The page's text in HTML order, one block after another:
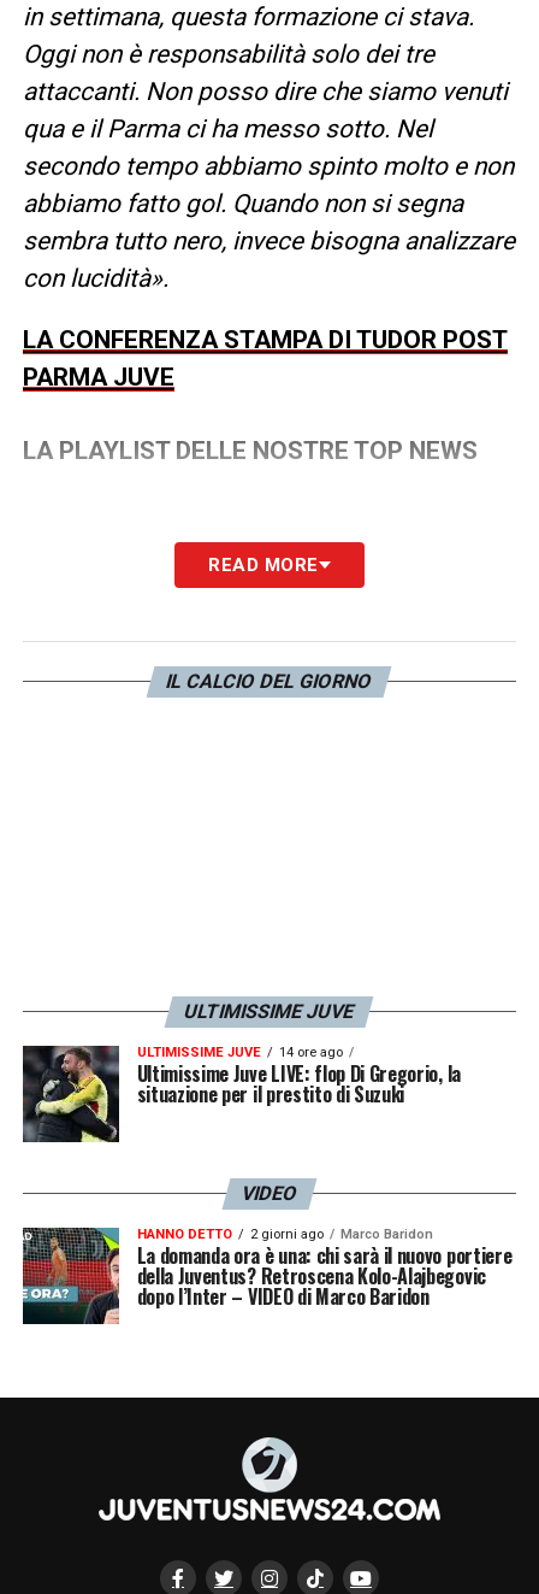
in settimana, questa formazione ci stava.
Oggi non è responsabilità solo dei tre
attaccanti. Non posso dire che siamo venuti
qua e il Parma ci ha messo sotto. Nel
secondo tempo abbiamo spinto molto e non
abbiamo fatto gol. Quando non si segna
sembra tutto nero, invece bisogna analizzare
con lucidità».
LA CONFERENZA STAMPA DI TUDOR POST
PARMA JUVE
LA PLAYLIST DELLE NOSTRE TOP NEWS
READ MORE
IL CALCIO DEL GIORNO
ULTIMISSIME JUVE
ULTIMISSIME JUVE 14 ore ago
Ultimissime Juve LIVE: flop Di Gregorio, la
situazione per il prestito di Suzuki
VIDEO
HANNO DETTO 2 giorni ago Marco Baridon
La domanda ora è una: chi sarà il nuovo portiere
della Juventus? Retroscena Kolo-Alajbegovic
dopo l’Inter – VIDEO di Marco Baridon